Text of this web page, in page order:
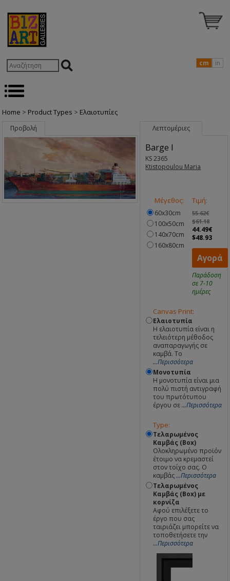
cm in
Home > Product Types > Ελαιοτυπίες
Προβολή Λεπτομέριες
Barge I
KS 2365
Ktistopoulou Maria
Μέγεθος:
60x30cm
100x50cm
140x70cm
160x80cm
Τιμή:
55.62€
$61.18
44.49€
$48.93
Αγορά
Παράδοση
σε 7-10
ημέρες
Canvas Print:
Ελαιοτυπία
Η ελαιοτυπία είναι η
τελειότερη μέθοδος
αναπαραγωγής σε
καμβά. Το
...Περισσότερα
Μονοτυπία
Η μονοτυπία είναι μια
πολύ πιστή αντιγραφή
του πρωτότυπου
έργου σε...Περισσότερα
Type:
Τελαρωμένος
Καμβάς (Box)
Ολοκληρωμένο προϊόν
έτοιμο να κρεμαστεί
στον τοίχο σας. Ο
καμβάς...Περισσότερα
Τελαρωμένος
Καμβάς (Box) με
κορνίζα
Αφού επιλέξετε το
έργο που σας
ταιριάζει μπορείτε να
τοποθετήσετε την
...Περισσότερα